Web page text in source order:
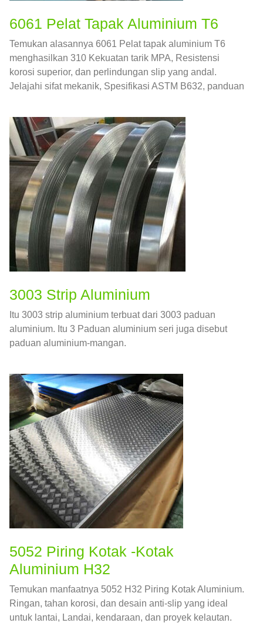
6061 Pelat Tapak Aluminium T6
Temukan alasannya 6061 Pelat tapak aluminium T6
menghasilkan 310 Kekuatan tarik MPA, Resistensi
korosi superior, dan perlindungan slip yang andal.
Jelajahi sifat mekanik, Spesifikasi ASTM B632, panduan
3003 Strip Aluminium
Itu 3003 strip aluminium terbuat dari 3003 paduan
aluminium. Itu 3 Paduan aluminium seri juga disebut
paduan aluminium-mangan.
5052 Piring Kotak -kotak
Aluminium H32
Temukan manfaatnya 5052 H32 Piring Kotak Aluminium.
Ringan, tahan korosi, dan desain anti-slip yang ideal
untuk lantai, Landai, kendaraan, dan proyek kelautan.